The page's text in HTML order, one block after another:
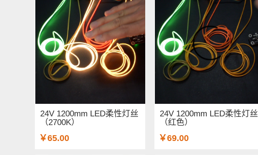
24V 1200mm LED柔性灯丝
（2700K）
￥65.00
24V 1200mm LED柔性灯丝
（红色）
￥69.00